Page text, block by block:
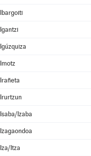
Ibargoiti
Igantzi
Igúzquiza
Imotz
Irañeta
Irurtzun
Isaba/Izaba
Izagaondoa
Iza/Itza